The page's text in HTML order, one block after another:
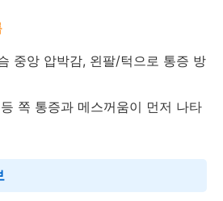
중앙 압박감, 왼팔/턱으로 통증 방
쪽 통증과 메스꺼움이 먼저 나타